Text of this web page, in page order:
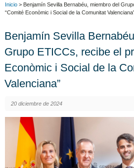
Inicio > Benjamín Sevilla Bernabéu, miembro del
“Comité Econòmic i Social de la Comunitat
Benjamín Sevilla
Grupo ETICCs, recibe el
Econòmic i Social de la
Valenciana”
20 diciembre de 2024